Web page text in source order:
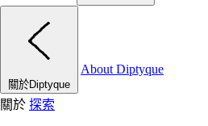
關於Diptyque
About Diptyque
關於 探索